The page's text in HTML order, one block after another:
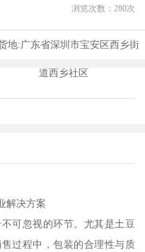
浏览次数： 280次
地:广东省深圳市宝安区西乡街
道西乡社区
解决方案
可忽视的环节。尤其是土豆
过程中，包装的合理性与质